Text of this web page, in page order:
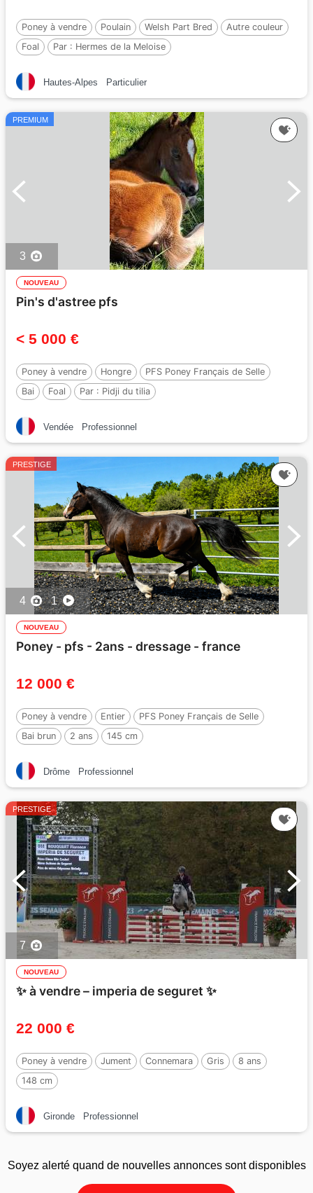
Poney à vendre Poulain Welsh Part Bred
Autre couleur
Foal
Par : Hermes de la Meloise
Hautes-Alpes Particulier
PREMIUM
3
NOUVEAU
Pin's d'astree pfs
< 5 000 €
Poney à vendre Hongre
PFS Poney Français de Selle
Bai
Foal Par : Pidji du tilia
Vendée Professionnel
PRESTIGE
4 1
NOUVEAU
Poney - pfs - 2ans - dressage - france
12 000 €
Poney à vendre Entier
PFS Poney Français de Selle
Bai brun
2 ans 145 cm
Drôme Professionnel
PRESTIGE
7
NOUVEAU
✨ à vendre – imperia de seguret ✨
22 000 €
Poney à vendre Jument Connemara Gris
8 ans
148 cm
Gironde Professionnel
Soyez alerté quand de nouvelles annonces sont disponibles